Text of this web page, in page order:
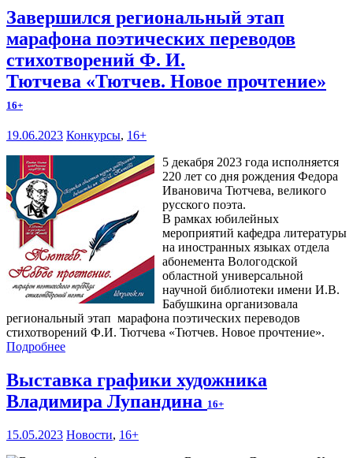
Завершился региональный этап
марафона поэтических переводов
стихотворений Ф. И.
Тютчева «Тютчев. Новое прочтение»
16+
19.06.2023 Конкурсы, 16+
5 декабря 2023 года исполняется
220 лет со дня рождения Федора
Ивановича Тютчева, великого
русского поэта.
В рамках юбилейных
мероприятий кафедра литературы
на иностранных языках отдела
абонемента Вологодской
областной универсальной
научной библиотеки имени И.В.
Бабушкина организовала
региональный этап марафона поэтических переводов
стихотворений Ф.И. Тютчева «Тютчев. Новое прочтение».
Подробнее
Выставка графики художника
Владимира Лупандина 16+
15.05.2023 Новости, 16+